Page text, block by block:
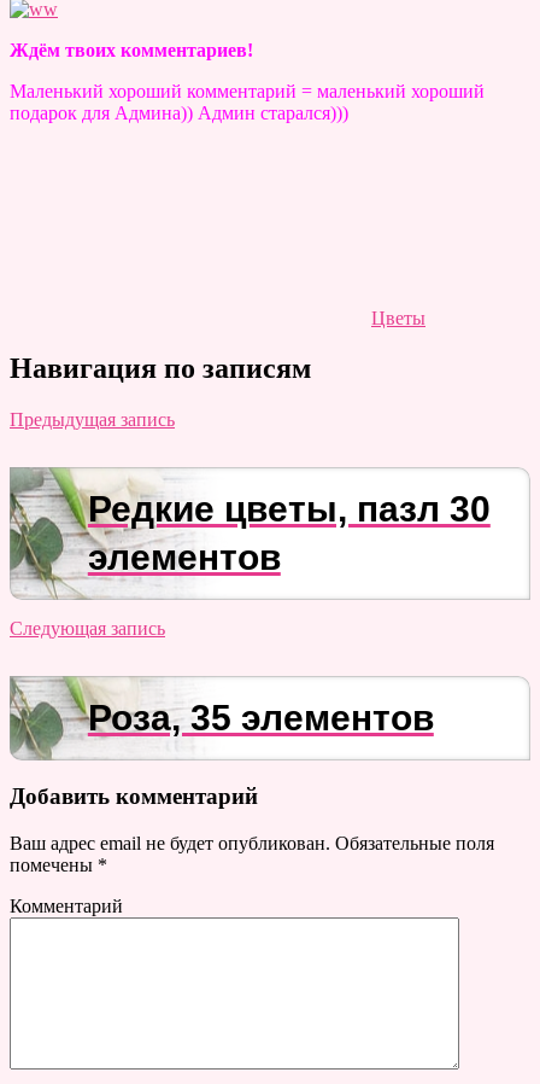
Ждём твоих комментариев!
Маленький хороший комментарий = маленький хороший
подарок для Админа)) Админ старался)))
Цветы
Навигация по записям
Предыдущая запись
Редкие цветы, пазл 30
элементов
Следующая запись
Роза, 35 элементов
Добавить комментарий
Ваш адрес email не будет опубликован. Обязательные поля
помечены *
Комментарий